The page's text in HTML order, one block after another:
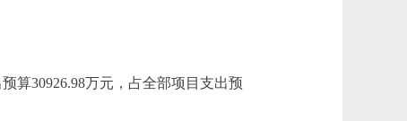
算30926.98万元，占全部项目支出预